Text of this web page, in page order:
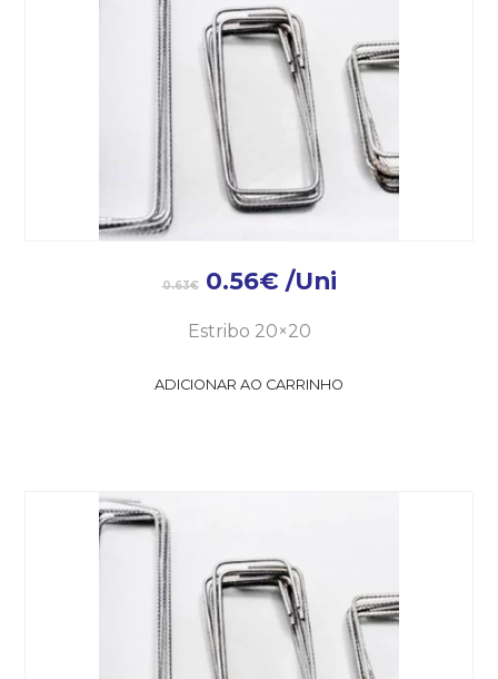
0.63€ 0.56€ /Uni
Estribo 20×20
ADICIONAR AO CARRINHO